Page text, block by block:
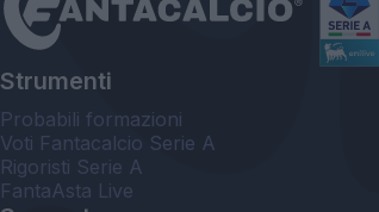
Strumenti
Probabili formazioni
Voti Fantacalcio Serie A
Rigoristi Serie A
FantaAsta Live